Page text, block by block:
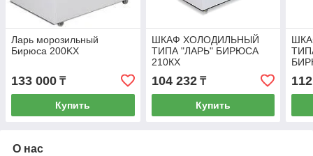
Ларь морозильный
Бирюса 200KX
133 000 ₸
Купить
ШКАФ ХОЛОДИЛЬНЫЙ
ТИПА "ЛАРЬ" БИРЮСА
210КХ
104 232₸
Купить
О нас